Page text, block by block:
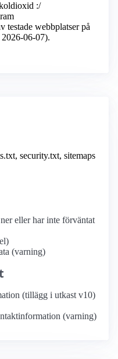
:/
testade webbplatser på
2026-06-07).
security.txt, sitemaps
eller har inte förväntat
(varning)
(tillägg i utkast v10)
(varning)